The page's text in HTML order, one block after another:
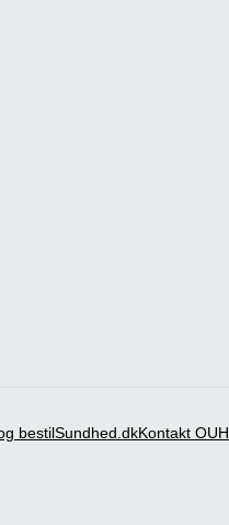
bestilSundhed.dkKontakt OUH